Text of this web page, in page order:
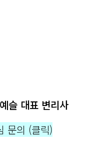
슬 대표 변리사
문의 (클릭)